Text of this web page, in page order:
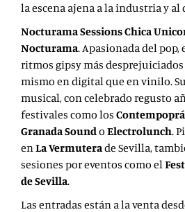
la escena ajena a la industria y al
Nocturama Sessions Chica
Nocturama. Apasionada del pop,
ritmos gipsy más
mismo en digital que en vinilo.
musical, con celebrado regusto
festivales como los
Granada Soundo Electrolunch.
enLa Vermuterade Sevilla,
sesiones por eventos como el
de Sevilla.
Las entradas están a la venta